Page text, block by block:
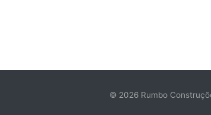
© 2026 Rumbo